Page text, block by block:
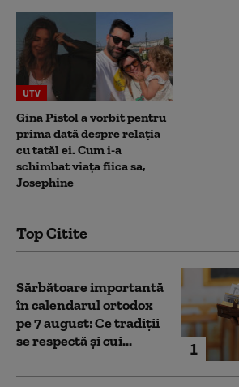
UTV
Gina Pistol a vorbit pentru
prima dată despre relația
cu tatăl ei. Cum i-a
schimbat viața fiica sa,
Josephine
Top Citite
1
Sărbătoare importantă
în calendarul ortodox
pe 7 august: Ce tradiții
se respectă și cui...